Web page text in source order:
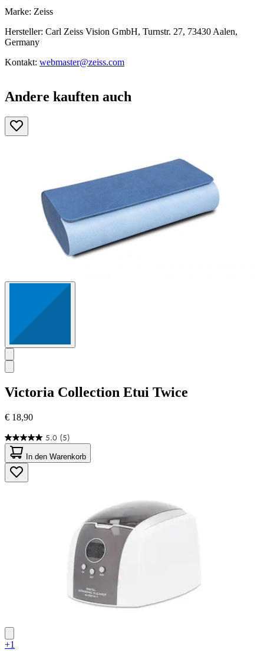
Marke: Zeiss
Hersteller: Carl Zeiss Vision GmbH, Turnstr. 27, 73430 Aalen,
Germany
Kontakt: webmaster@zeiss.com
Andere kauften auch
Victoria Collection Etui Twice
€ 18,90
5.0 (5)
5.0
von
5
Sternen.
5
In den Warenkorb
+1